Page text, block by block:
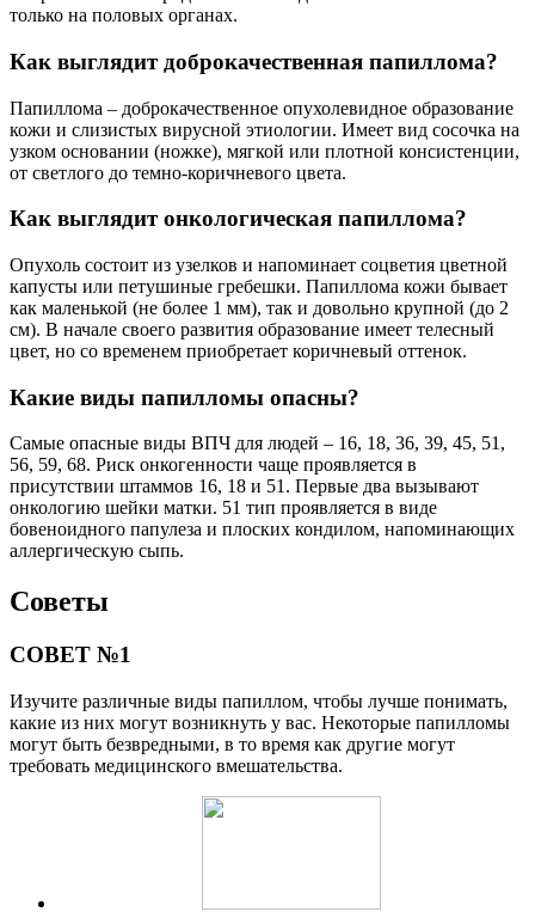
только на половых органах.
Как выглядит доброкачественная папиллома?
Папиллома – доброкачественное опухолевидное образование
кожи и слизистых вирусной этиологии. Имеет вид сосочка на
узком основании (ножке), мягкой или плотной консистенции,
от светлого до темно-коричневого цвета.
Как выглядит онкологическая папиллома?
Опухоль состоит из узелков и напоминает соцветия цветной
капусты или петушиные гребешки. Папиллома кожи бывает
как маленькой (не более 1 мм), так и довольно крупной (до 2
см). В начале своего развития образование имеет телесный
цвет, но со временем приобретает коричневый оттенок.
Какие виды папилломы опасны?
Самые опасные виды ВПЧ для людей – 16, 18, 36, 39, 45, 51,
56, 59, 68. Риск онкогенности чаще проявляется в
присутствии штаммов 16, 18 и 51. Первые два вызывают
онкологию шейки матки. 51 тип проявляется в виде
бовеноидного папулеза и плоских кондилом, напоминающих
аллергическую сыпь.
Советы
СОВЕТ №1
Изучите различные виды папиллом, чтобы лучше понимать,
какие из них могут возникнуть у вас. Некоторые папилломы
могут быть безвредными, в то время как другие могут
требовать медицинского вмешательства.